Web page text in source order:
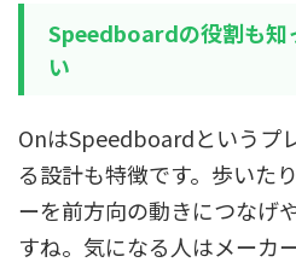
Speedboardの役割も知
い
OnはSpeedboardというプ
る設計も特徴です。歩いた
ーを前方向の動きにつなげ
すね。気になる人はメーカ